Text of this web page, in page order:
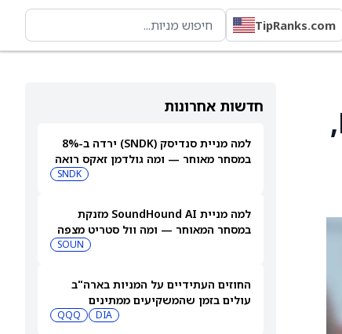
TipRanks.com
חדשות אחרונות
למה מניית סנדיסק (SNDK) ירדה ב-8%
במסחר מאוחר — ומה גולדמן זאקס רואה
SNDK
למה מניית SoundHound AI מזנקת
במסחר המאוחר — ומה וול סטריט מצפה
SOUN
החוזים העתידיים על המניות בארה"ב
עולים בזמן שהמשקיעים ממתינים
DIA
QQQ
Xponential Fitness (XPOF) ל־דירוג החזקה מ־Buy,